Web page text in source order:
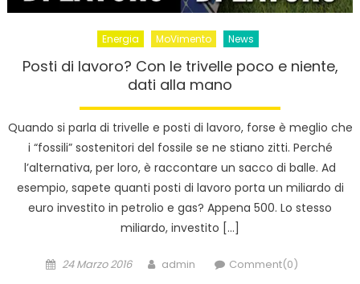
Energia MoVimento News
Posti di lavoro? Con le trivelle poco e niente,
dati alla mano
Quando si parla di trivelle e posti di lavoro, forse è meglio che
i “fossili” sostenitori del fossile se ne stiano zitti. Perché
l’alternativa, per loro, è raccontare un sacco di balle. Ad
esempio, sapete quanti posti di lavoro porta un miliardo di
euro investito in petrolio e gas? Appena 500. Lo stesso
miliardo, investito […]
Posted
24 Marzo 2016 Author
admin Comment(0)